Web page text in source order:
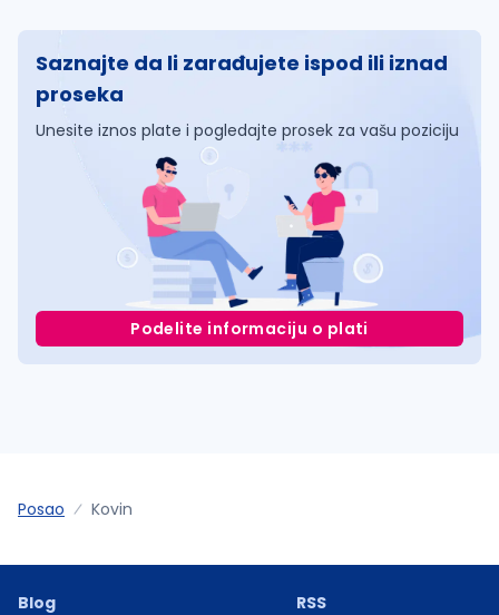
Saznajte da li zarađujete ispod ili iznad
proseka
Unesite iznos plate i pogledajte prosek za vašu poziciju
Podelite informaciju o plati
Posao Kovin
Blog
RSS